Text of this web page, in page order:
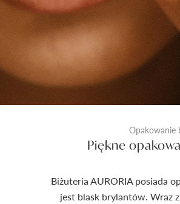
Opakowanie
Piękne
Biżuteria AURORIA posiada
jest blask brylantów. Wraz